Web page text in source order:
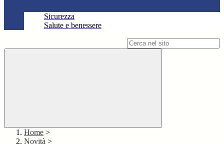
Sicurezza
Salute e benessere
Home >
Novità >